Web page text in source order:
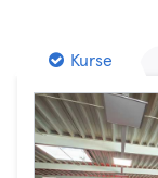
Kurse